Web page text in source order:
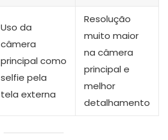
Uso da
câmera
principal como
selfie pela
tela externa
Resolução
muito maior
na câmera
principal e
melhor
detalhamento